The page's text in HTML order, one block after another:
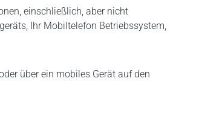
einschließlich, aber nicht
Ihr Mobiltelefon Betriebssystem,
über ein mobiles Gerät auf den